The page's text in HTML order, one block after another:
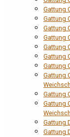
Gattung
Gattung
Gattung
Gattung
Gattung
Gattung
Gattung
Gattung
Gattung
Gattung
Gattung
Gattung